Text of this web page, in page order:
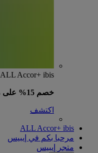
ALL Accor+ ibis
خصم 15% على مدار العام
اكتشف
ALL Accor+ ibis
مرحبا بكم في إيبيس
متجر إيبيس